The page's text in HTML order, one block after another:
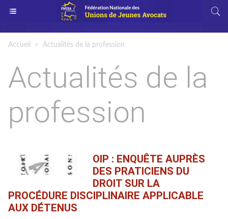
Accueil > Actualités de la profession
Actualités de la
profession
OIP : ENQUÊTE AUPRÈS
DES PRATICIENS DU
DROIT SUR LA
PROCÉDURE DISCIPLINAIRE APPLICABLE
AUX DÉTENUS